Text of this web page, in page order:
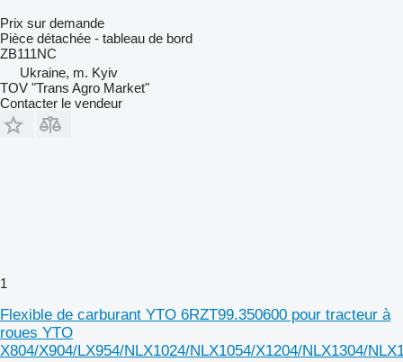
Prix sur demande
Pièce détachée - tableau de bord
ZB111NC
Ukraine, m. Kyiv
TOV "Trans Agro Market"
Contacter le vendeur
1
Flexible de carburant YTO 6RZT99.350600 pour tracteur à
roues YTO
X804/X904/LX954/NLX1024/NLX1054/X1204/NLX1304/